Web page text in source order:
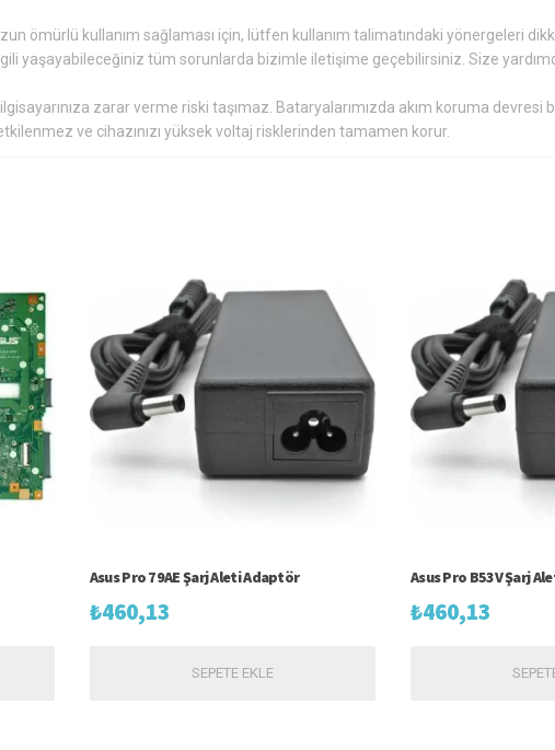
ömürlü kullanım sağlaması için, lütfen kullanım talimatındaki yönergeleri
yaşayabileceğiniz tüm sorunlarda bizimle iletişime geçebilirsiniz. Size
zarar verme riski taşımaz. Bataryalarımızda akım koruma devresi
ve cihazınızı yüksek voltaj risklerinden tamamen korur.
Asus Pro 79AE Şarj Aleti Adaptör
₺460,13
SEPETE EKLE
Asus Pro B53V Şarj
₺460,13